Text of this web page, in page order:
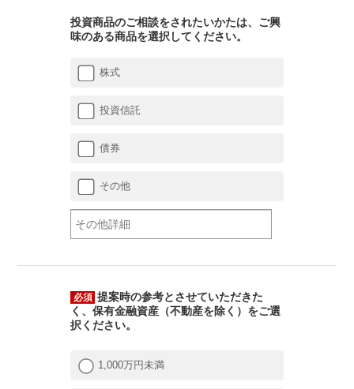
投資商品のご相談をされたいかたは、ご興
味のある商品を選択してください。
株式
投資信託
債券
その他
必須 提案時の参考とさせていただきた
く、保有金融資産（不動産を除く）をご選
択ください。
1,000万円未満